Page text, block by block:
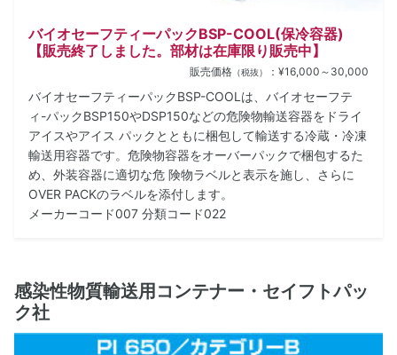
バイオセーフティーパックBSP-COOL(保冷容器)
【販売終了しました。部材は在庫限り販売中】
販売価格 （税抜） ：¥16,000～30,000
バイオセーフティーパックBSP-COOLは、バイオセーフテ
ィ-パックBSP150やDSP150などの危険物輸送容器をドライ
アイスやアイス パックとともに梱包して輸送する冷蔵・冷凍
輸送用容器です。危険物容器をオーバーパックで梱包するた
め、外装容器に適切な危 険物ラベルと表示を施し、さらに
OVER PACKのラベルを添付します。
メーカーコード007 分類コード022
感染性物質輸送用コンテナー・セイフトパッ
ク社